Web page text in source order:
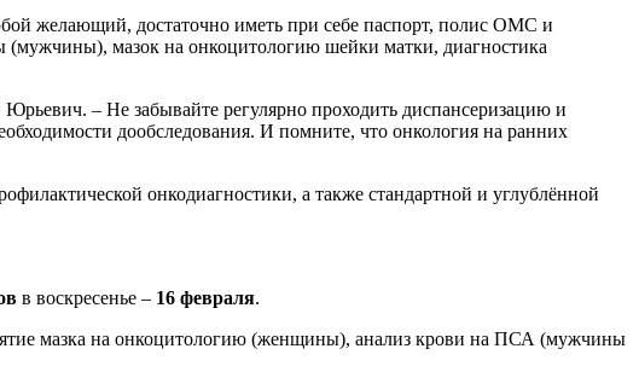
желающий, достаточно иметь при себе паспорт, полис ОМС и
мазок на онкоцитологию шейки матки, диагностика
– Не забывайте регулярно проходить диспансеризацию и
дообследования. И помните, что онкология на ранних
онкодиагностики, а также стандартной и углублённой
в воскресенье – 16 февраля.
мазка на онкоцитологию (женщины), анализ крови на ПСА (мужчины